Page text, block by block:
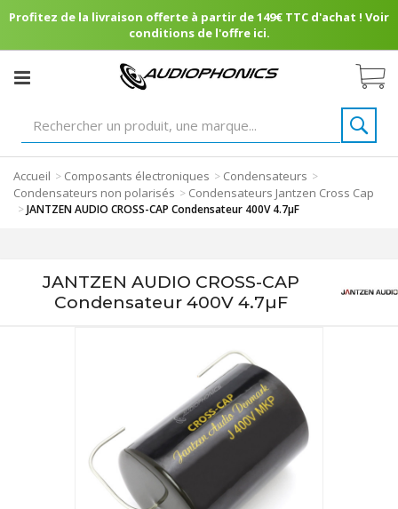
Profitez de la livraison offerte à partir de 149€ TTC d'achat ! Voir
conditions de l'offre ici.
Accueil > Composants électroniques > Condensateurs >
Condensateurs non polarisés > Condensateurs Jantzen Cross Cap
>JANTZEN AUDIO CROSS-CAP Condensateur 400V 4.7µF
JANTZEN AUDIO CROSS-CAP
Condensateur 400V 4.7µF